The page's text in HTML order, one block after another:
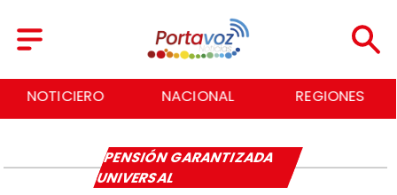
NOTICIERO NACIONAL REGIONES
PENSIÓN GARANTIZADA
UNIVERSAL